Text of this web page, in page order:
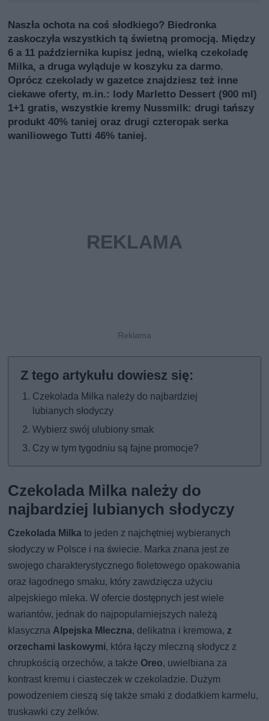
Naszła ochota na coś słodkiego? Biedronka
zaskoczyła wszystkich tą świetną promocją. Między
6 a 11 października kupisz jedną, wielką czekoladę
Milka, a druga wyląduje w koszyku za darmo.
Oprócz czekolady w gazetce znajdziesz też inne
ciekawe oferty, m.in.: lody Marletto Dessert (900 ml)
1+1 gratis, wszystkie kremy Nussmilk: drugi tańszy
produkt 40% taniej oraz drugi czteropak serka
waniliowego Tutti 46% taniej.
Czekolada Milka należy do najbardziej
lubianych słodyczy
Wybierz swój ulubiony smak
Czy w tym tygodniu są fajne promocje?
Czekolada Milka należy do
najbardziej lubianych słodyczy
Czekolada Milka to jeden z najchętniej wybieranych
słodyczy w Polsce i na świecie. Marka znana jest ze
swojego charakterystycznego fioletowego opakowania
oraz łagodnego smaku, który zawdzięcza użyciu
alpejskiego mleka. W ofercie dostępnych jest wiele
wariantów, jednak do najpopularniejszych należą
klasyczna Alpejska Mleczna, delikatna i kremowa, z
orzechami laskowymi, która łączy mleczną słodycz z
chrupkością orzechów, a także Oreo, uwielbiana za
kontrast kremu i ciasteczek w czekoladzie. Dużym
powodzeniem cieszą się także smaki z dodatkiem karmelu,
truskawki czy żelków.